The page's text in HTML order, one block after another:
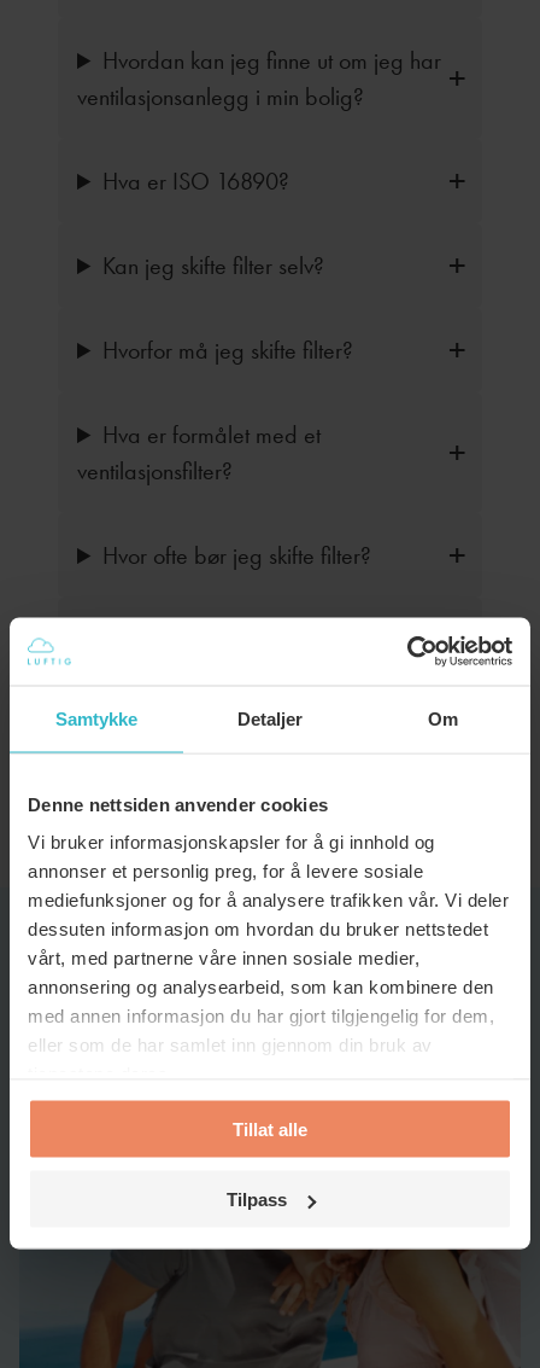
Samtykke Detaljer Om
Denne nettsiden anvender cookies
Vi bruker informasjonskapsler for å gi innhold og
annonser et personlig preg, for å levere sosiale
mediefunksjoner og for å analysere trafikken vår. Vi deler
dessuten informasjon om hvordan du bruker nettstedet
vårt, med partnerne våre innen sosiale medier,
annonsering og analysearbeid, som kan kombinere den
med annen informasjon du har gjort tilgjengelig for dem,
eller som de har samlet inn gjennom din bruk av
Tillat alle
Tilpass
Hvordan kan jeg finne ut om jeg har
ventilasjonsanlegg i min bolig?
Hva er ISO 16890?
Kan jeg skifte filter selv?
Hvorfor må jeg skifte filter?
Hva er formålet med et
ventilasjonsfilter?
Hvor ofte bør jeg skifte filter?
Kan ventilasjonsfilter bidra til å
redusere strømforbruket i hjemmet mitt?
TIPS OG TRIKS